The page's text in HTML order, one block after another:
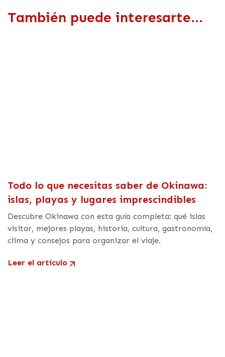
También puede interesarte...
Todo lo que necesitas saber de Okinawa:
islas, playas y lugares imprescindibles
Descubre Okinawa con esta guía completa: qué islas
visitar, mejores playas, historia, cultura, gastronomía,
clima y consejos para organizar el viaje.
Leer el artículo